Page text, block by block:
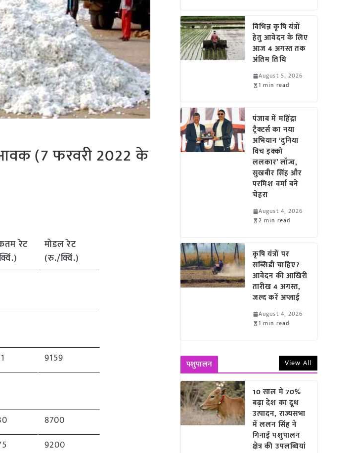
(7 फरवरी 2022 के
रेट
मोडल रेट
(रु./क्विं.)
9159
8700
9200
विभिन्न कृषि यंत्रों
हेतु आवेदन के लिए
आज 4 अगस्त तक
अंतिम तिथि
August 5, 2026
1 min read
पंजाब में महिंद्रा
ट्रैक्टर्स का नया
अभियान ‘दुनिया
विच इक्को
ललकार’ लॉन्च,
सुखबीर सिंह और
परमिश वर्मा बने
चेहरा
August 4, 2026
2 min read
कृषि यंत्रों पर
सब्सिडी चाहिए?
आवेदन की आखिरी
तारीख 4 अगस्त,
जल्द करें अप्लाई
August 4, 2026
1 min read
पशुपालन View All
10 साल में 70%
बढ़ा देश का दूध
उत्पादन, राज्यसभा
में ललन सिंह ने
गिनाईं पशुपालन
क्षेत्र की उपलब्धियां